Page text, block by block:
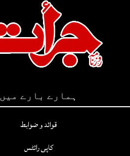
ہمارے بارے میں
قوائد و ضوابط
کاپی رائٹس